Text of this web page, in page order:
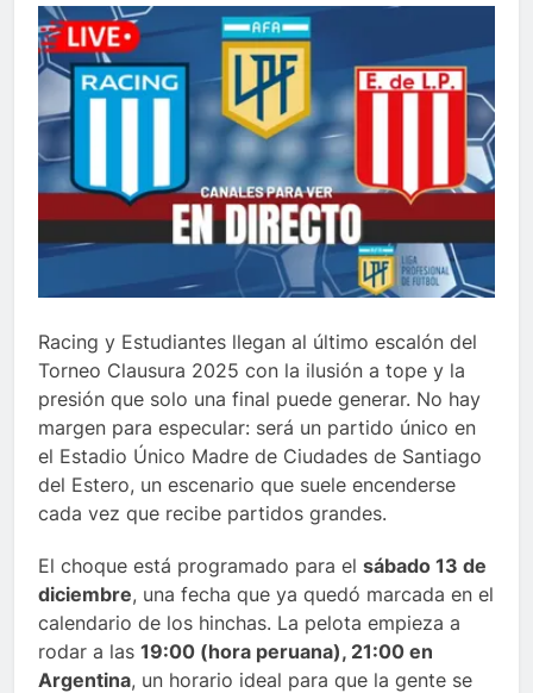
Racing y Estudiantes llegan al último escalón del
Torneo Clausura 2025 con la ilusión a tope y la
presión que solo una final puede generar. No hay
margen para especular: será un partido único en
el Estadio Único Madre de Ciudades de Santiago
del Estero, un escenario que suele encenderse
cada vez que recibe partidos grandes.
El choque está programado para el sábado 13 de
diciembre, una fecha que ya quedó marcada en el
calendario de los hinchas. La pelota empieza a
rodar a las 19:00 (hora peruana), 21:00 en
Argentina, un horario ideal para que la gente se